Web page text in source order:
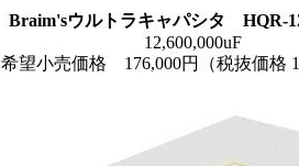
Braim'sウルトラキャパシタ HQR-
12,600,000uF
希望小売価格 176,000円（税抜価格